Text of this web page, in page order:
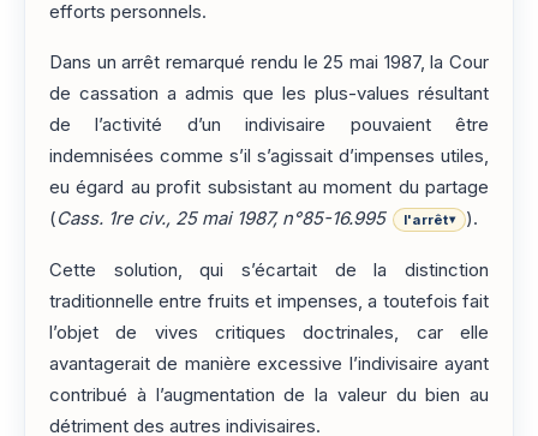
efforts personnels.
Dans un arrêt remarqué rendu le 25 mai 1987, la Cour
de cassation a admis que les plus-values résultant
de l’activité d’un indivisaire pouvaient être
indemnisées comme s’il s’agissait d’impenses utiles,
eu égard au profit subsistant au moment du partage
(Cass. 1re civ., 25 mai 1987, n°85-16.995 l'arrêt▾ ).
Cette solution, qui s’écartait de la distinction
traditionnelle entre fruits et impenses, a toutefois fait
l’objet de vives critiques doctrinales, car elle
avantagerait de manière excessive l’indivisaire ayant
contribué à l’augmentation de la valeur du bien au
détriment des autres indivisaires.